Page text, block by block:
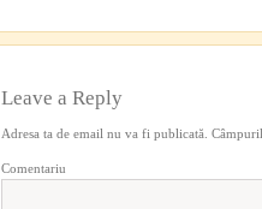
Leave a Reply
Adresa ta de email nu va fi publicată.
Comentariu